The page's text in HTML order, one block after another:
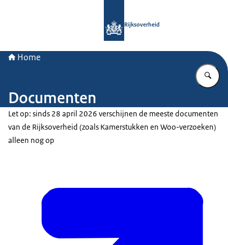
Rijksoverheid
Home
Documenten
Let op: sinds 28 april 2026 verschijnen de meeste documenten
van de Rijksoverheid (zoals Kamerstukken en Woo-verzoeken)
alleen nog op